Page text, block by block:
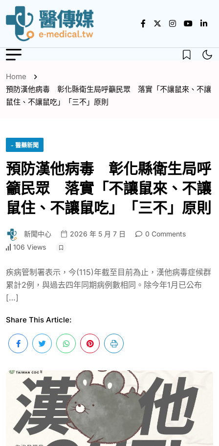
Home
預防漢他病毒 彰化縣衛生局呼籲民眾 落實「不讓鼠來、不讓
鼠住、不讓鼠吃」「三不」原則
- 醫藥新聞
預防漢他病毒 彰化縣衛生局呼
籲民眾 落實「不讓鼠來、不讓
鼠住、不讓鼠吃」「三不」原則
新聞中心 2026 年 5 月 7 日
0 Comments
106 Views
疾病管制署表示，今(115)年截至目前為止，漢他病毒症候群
累計2例，與過去四年同期病例數相同。除今年1月已公布
[…]
Share This Article: